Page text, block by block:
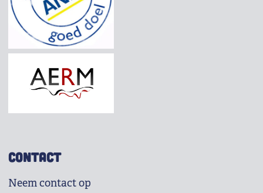
CONTACT
Neem contact op